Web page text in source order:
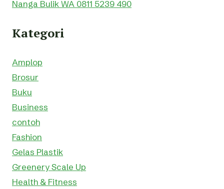
Nanga Bulik WA 0811 5239 490
Kategori
Amplop
Brosur
Buku
Business
contoh
Fashion
Gelas Plastik
Greenery Scale Up
Health & Fitness